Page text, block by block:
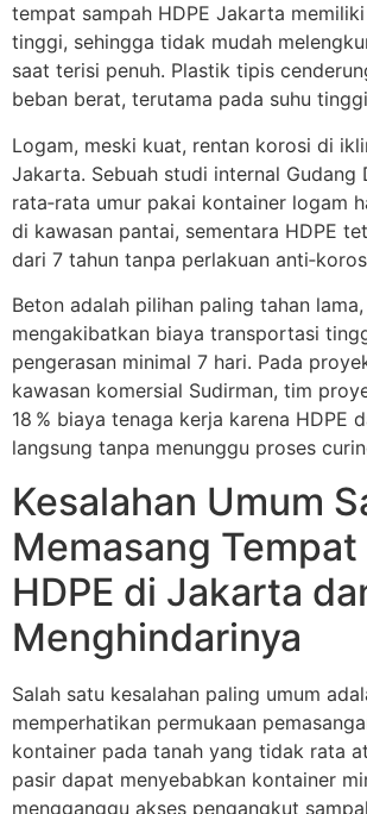
tempat sampah HDPE Jakarta
tinggi, sehingga tidak mudah
saat terisi penuh. Plastik tipis
beban berat, terutama pada suhu
Logam, meski kuat, rentan korosi di
Jakarta. Sebuah studi internal Gudang
rata‑rata umur pakai kontainer logam
di kawasan pantai, sementara HDPE
dari 7 tahun tanpa perlakuan
Beton adalah pilihan paling tahan
mengakibatkan biaya transportasi
pengerasan minimal 7 hari. Pada
kawasan komersial Sudirman, tim
18 % biaya tenaga kerja karena HDPE
langsung tanpa menunggu proses
Kesalahan Umum
Memasang Tempat
HDPE di Jakarta
Menghindarinya
Salah satu kesalahan paling umum
memperhatikan permukaan
kontainer pada tanah yang tidak rata
pasir dapat menyebabkan kontainer
mengganggu akses pengangkut